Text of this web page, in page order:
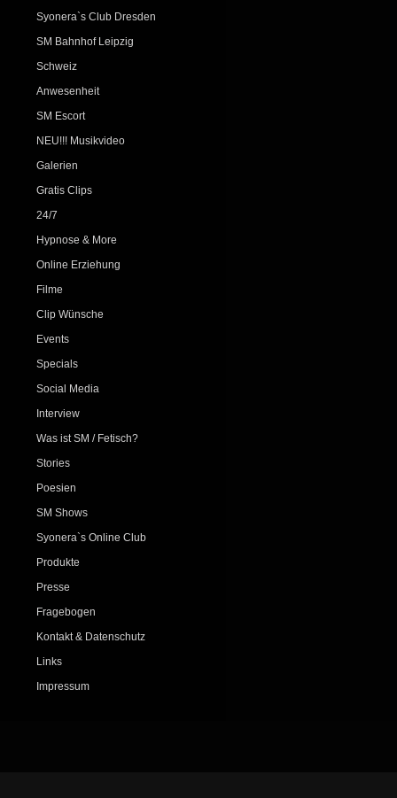
Syonera`s Club Dresden
SM Bahnhof Leipzig
Schweiz
Anwesenheit
SM Escort
NEU!!! Musikvideo
Galerien
Gratis Clips
24/7
Hypnose & More
Online Erziehung
Filme
Clip Wünsche
Events
Specials
Social Media
Interview
Was ist SM / Fetisch?
Stories
Poesien
SM Shows
Syonera`s Online Club
Produkte
Presse
Fragebogen
Kontakt & Datenschutz
Links
Impressum